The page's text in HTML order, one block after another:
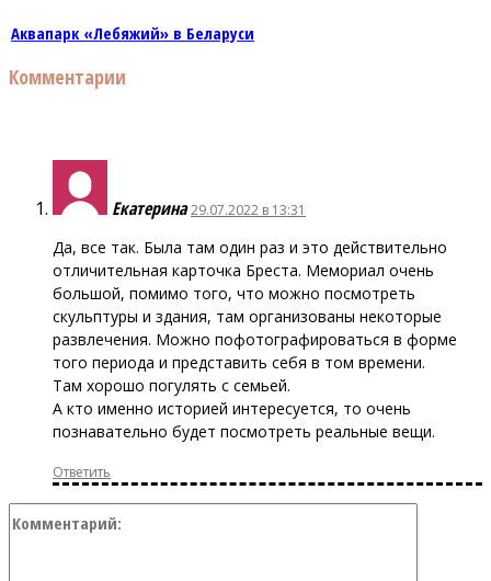
Аквапарк «Лебяжий» в Беларуси
Комментарии
Екатерина 29.07.2022 в 13:31
Да, все так. Была там один раз и это действительно
отличительная карточка Бреста. Мемориал очень
большой, помимо того, что можно посмотреть
скульптуры и здания, там организованы некоторые
развлечения. Можно пофотографироваться в форме
того периода и представить себя в том времени.
Там хорошо погулять с семьей.
А кто именно историей интересуется, то очень
познавательно будет посмотреть реальные вещи.
Ответить